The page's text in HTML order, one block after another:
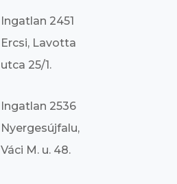
Ingatlan 2451
Ercsi, Lavotta
utca 25/1.
Ingatlan 2536
Nyergesújfalu,
Váci M. u. 48.